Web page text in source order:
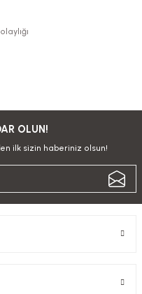
OLUN!
ilk sizin haberiniz olsun!